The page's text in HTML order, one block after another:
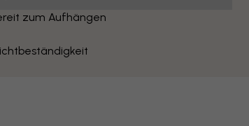
zum Aufhängen